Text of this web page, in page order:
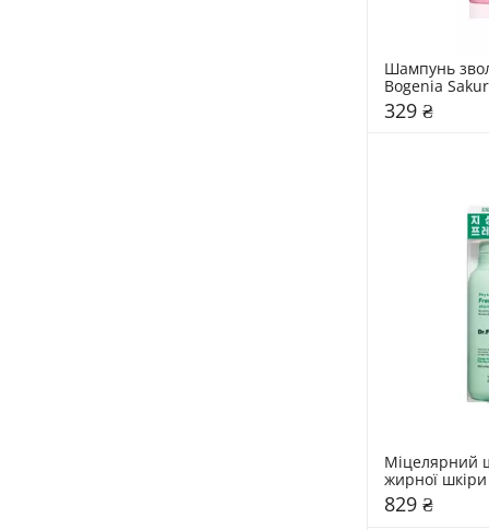
Шампунь
Bogenia
329 ₴
Міцелярний
жирної
Dr.FORHAIR
829 ₴